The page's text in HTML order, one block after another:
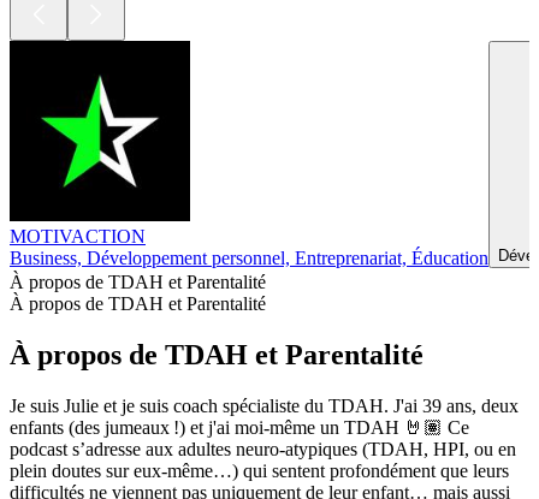
MOTIVACTION
Business, Développement personnel, Entreprenariat, Éducation
À propos de TDAH et Parentalité
À propos de TDAH et Parentalité
À propos de TDAH et Parentalité
Je suis Julie et je suis coach spécialiste du TDAH. J'ai 39 ans, deux
enfants (des jumeaux !) et j'ai moi-même un TDAH 🤘🏽 Ce
podcast s’adresse aux adultes neuro-atypiques (TDAH, HPI, ou en
plein doutes sur eux-même…) qui sentent profondément que leurs
difficultés ne viennent pas uniquement de leur enfant… mais aussi